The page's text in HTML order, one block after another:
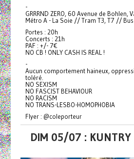
-
GRRRND ZERO, 60 Avenue de Bohlen,
Métro A - La Soie // Tram T3, T7 //
Portes : 20h
Concerts : 21h
PAF : +/- 7€
NO CB ! ONLY CASH IS REAL !
-
Aucun comportement haineux,
toléré.
NO SEXISM
NO FASCIST BEHAVIOUR
NO RACISM
NO TRANS-LESBO-HOMOPHOBIA
Flyer : @coleporteur
DIM 05/07 : KUNTRY